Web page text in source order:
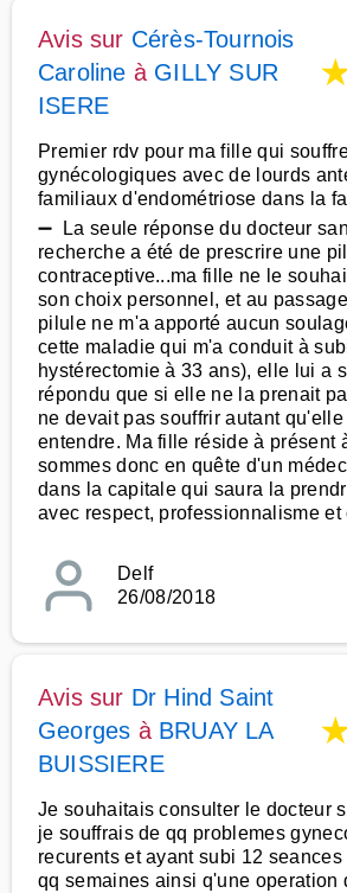
Avis sur Cérès-Tournois
Caroline à GILLY SUR
ISERE
Premier rdv pour ma fille qui
gynécologiques avec de lourds
familiaux d'endométriose dans la
➖ La seule réponse du docteur
recherche a été de prescrire une
contraceptive...ma fille ne le
son choix personnel, et au
pilule ne m'a apporté aucun
cette maladie qui m'a conduit à
hystérectomie à 33 ans), elle lui a
répondu que si elle ne la prenait
ne devait pas souffrir autant
entendre. Ma fille réside à présent
sommes donc en quête d'un
dans la capitale qui saura la
avec respect, professionnalisme et
Delf
26/08/2018
Avis sur Dr Hind Saint
Georges à BRUAY LA
BUISSIERE
Je souhaitais consulter le docteur
je souffrais de qq problemes
recurents et ayant subi 12
qq semaines ainsi q'une operation